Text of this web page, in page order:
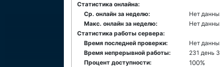
Статистика онлайна:
Ср. онлайн за неделю:
Нет
Макс. онлайн за неделю:
Нет
Статистика работы сервера:
Время последней проверки:
Нет
Время непрерывной работы:
231 день
Процент доступности:
100%